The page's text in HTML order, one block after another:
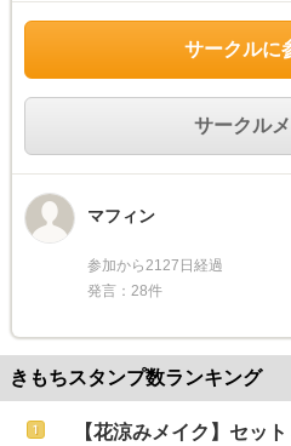
サークルに
サークル
マフィン
参加から2127日経過
発言：28件
きもちスタンプ数ランキング
【花涼みメイク】セッ